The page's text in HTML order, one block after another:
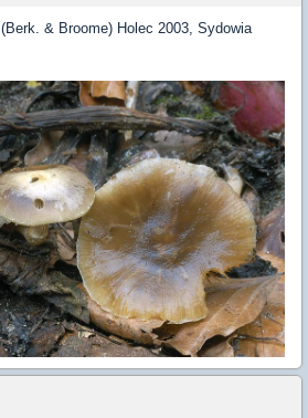
(Berk. & Broome) Holec 2003, Sydowia